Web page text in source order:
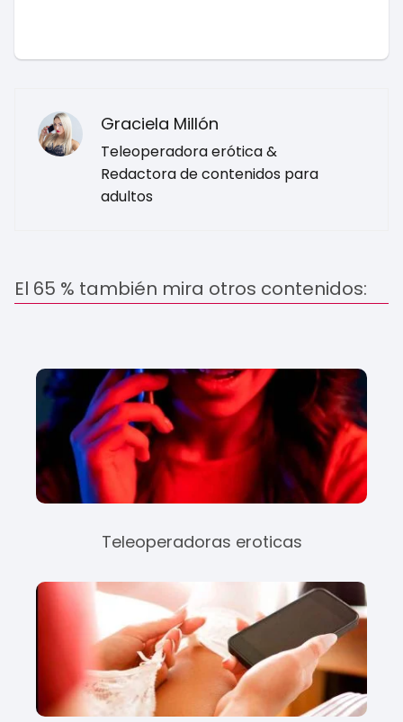
Graciela Millón
Teleoperadora erótica &
Redactora de contenidos para
adultos
El 65 % también mira otros contenidos:
Teleoperadoras eroticas